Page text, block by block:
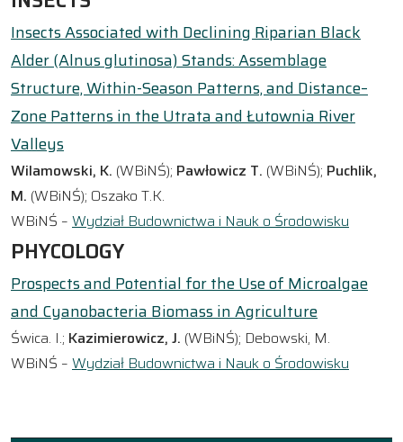
Insects Associated with Declining Riparian Black
Alder (Alnus glutinosa) Stands: Assemblage
Structure, Within-Season Patterns, and Distance–
Zone Patterns in the Utrata and Łutownia River
Valleys
Wilamowski, K. (WBiNŚ); Pawłowicz T. (WBiNŚ); Puchlik,
M. (WBiNŚ); Oszako T.K.
WBiNŚ – Wydział Budownictwa i Nauk o Środowisku
PHYCOLOGY
Prospects and Potential for the Use of Microalgae
and Cyanobacteria Biomass in Agriculture
Świca. I.; Kazimierowicz, J. (WBiNŚ); Debowski, M.
WBiNŚ – Wydział Budownictwa i Nauk o Środowisku